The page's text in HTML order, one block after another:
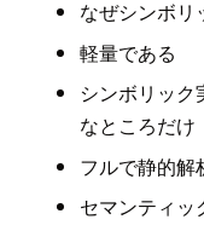
なぜシンボリ
軽量である
シンボリッ
なところだけ
フルで静的解
セマンティッ